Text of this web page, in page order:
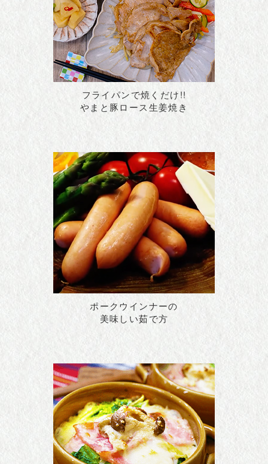
フライパンで焼くだけ!!
やまと豚ロース生姜焼き
ポークウインナーの
美味しい茹で方